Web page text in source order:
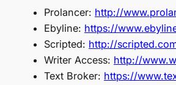
Prolancer: http://
Ebyline: https://
Scripted: http://
Writer Access: http://
Text Broker: https://